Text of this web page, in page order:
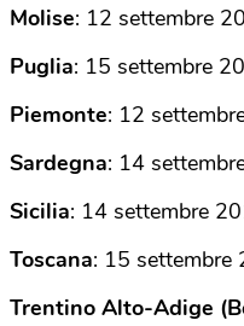
Molise: 12 settembre
Puglia: 15 settembre
Piemonte: 12
Sardegna: 14
Sicilia: 14 settembre
Toscana: 15
Trentino Alto-Adige